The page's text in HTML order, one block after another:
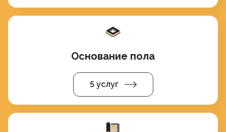
Основание пола
5 услуг